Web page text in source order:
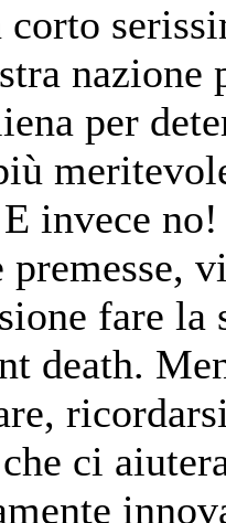
nazione
per
invece
fare
death.
ci